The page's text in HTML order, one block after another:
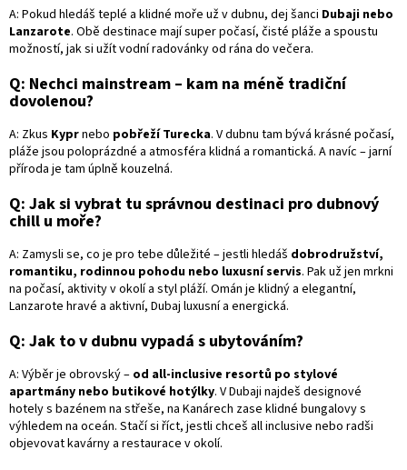
A: Pokud hledáš teplé a klidné moře už v dubnu, dej šanci Dubaji nebo
Lanzarote. Obě destinace mají super počasí, čisté pláže a spoustu
možností, jak si užít vodní radovánky od rána do večera.
Q: Nechci mainstream – kam na méně tradiční
dovolenou?
A: Zkus Kyprnebo pobřeží Turecka. V dubnu tam bývá krásné počasí,
pláže jsou poloprázdné a atmosféra klidná a romantická. A navíc – jarní
příroda je tam úplně kouzelná.
Q: Jak si vybrat tu správnou destinaci pro dubnový
chill u moře?
A: Zamysli se, co je pro tebe důležité – jestli hledáš dobrodružství,
romantiku, rodinnou pohodu nebo luxusní servis. Pak už jen mrkni
na počasí, aktivity v okolí a styl pláží. Omán je klidný a elegantní,
Lanzarote hravé a aktivní, Dubaj luxusní a energická.
Q: Jak to v dubnu vypadá s ubytováním?
A: Výběr je obrovský – od all-inclusive resortů po stylové
apartmány nebo butikové hotýlky. V Dubaji najdeš designové
hotely s bazénem na střeše, na Kanárech zase klidné bungalovy s
výhledem na oceán. Stačí si říct, jestli chceš all inclusive nebo radši
objevovat kavárny a restaurace v okolí.